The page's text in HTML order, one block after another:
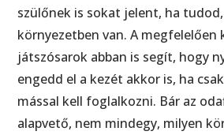
szülőnek is sokat jelent, ha
környezetben van. A
játszósarok abban is segít, hogy
engedd el a kezét akkor is, ha
mással kell foglalkozni. Bár az
alapvető, nem mindegy, milyen